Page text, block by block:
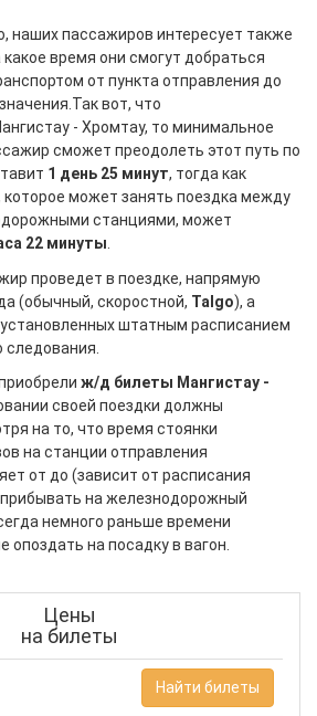
наших пассажиров интересует также
время они смогут добраться
от пункта отправления до
вот, что
- Хромтау, то минимальное
сможет преодолеть этот путь по
1 день 25 минут, тогда как
может занять поездка между
станциями, может
22 минуты
проведет в поездке, напрямую
(обычный, скоростной, Talgo), а
штатным расписанием
следования.
ж/д билеты Мангистау -
своей поездки должны
на то, что время стоянки
на станции отправления
от до (зависит от расписания
прибывать на железнодорожный
немного раньше времени
опоздать на посадку в вагон.
Цены
на билеты
Найти билеты